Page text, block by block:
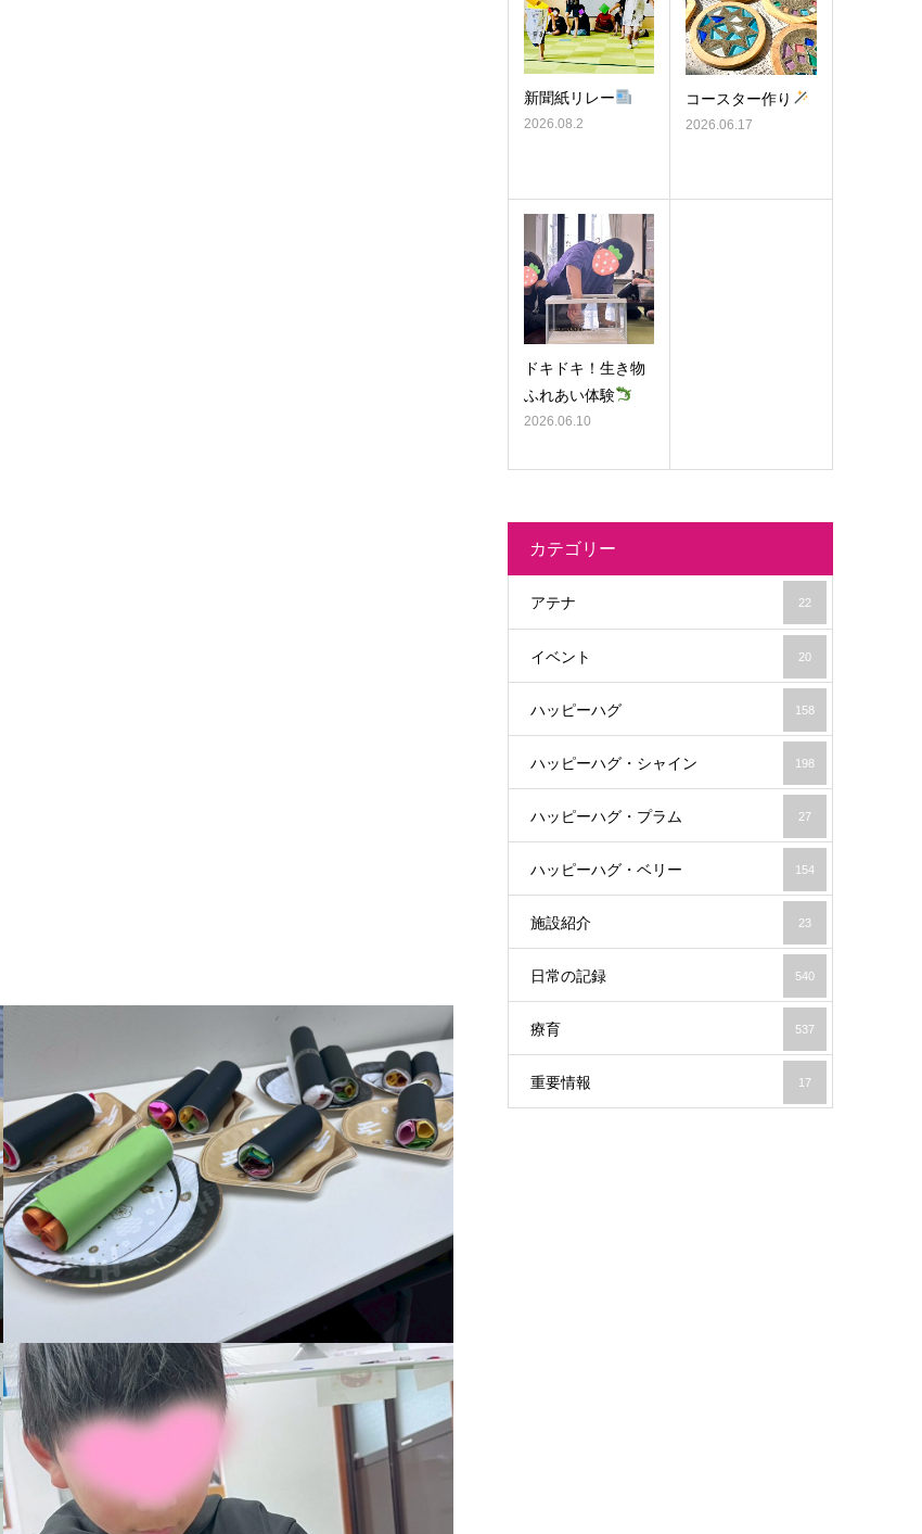
新聞紙リレー
2026.08.2
コースター作り
2026.06.17
ドキドキ！生き物
ふれあい体験
2026.06.10
カテゴリー
アテナ 22
イベント 20
ハッピーハグ 158
ハッピーハグ・シャイン 198
ハッピーハグ・プラム 27
ハッピーハグ・ベリー 154
施設紹介 23
日常の記録 540
療育 537
重要情報 17